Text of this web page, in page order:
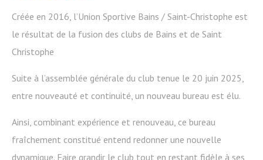
Créée en 2016, l’Union Sportive Bains / Saint-Christophe est
le résultat de la fusion des clubs de Bains et de Saint
Christophe
Suite à l’assemblée générale du club tenue le 20 juin 2025,
entre nouveauté et continuité, un nouveau bureau est élu.
Ainsi, combinant expérience et renouveau, ce bureau
fraîchement constitué entend redonner une nouvelle
dynamique. Faire grandir le club tout en restant fidèle à ses